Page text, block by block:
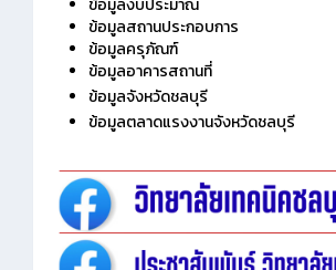
ข้อมูลงบประมาณ
ข้อมูลสถานประกอบการ
ข้อมูลครุภัณฑ์
ข้อมูลอาคารสถานที่
ข้อมูลจังหวัดชลบุรี
ข้อมูลตลาดแรงงานจังหวัดชลบุรี